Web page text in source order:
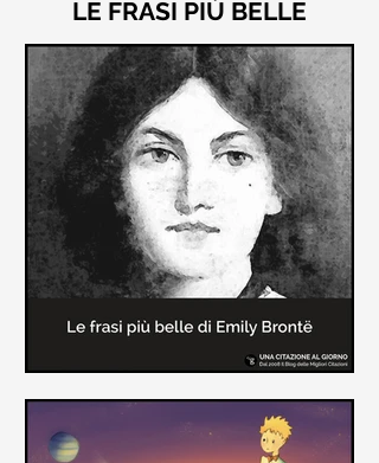
LE FRASI PIÙ BELLE
Le frasi più belle di "Cime
Tempestose" di Emily Brontë